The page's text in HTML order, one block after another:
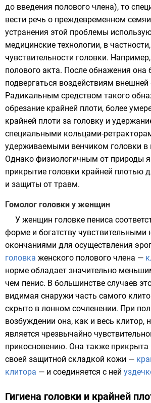
до введения полового члена), то
вести речь о преждевременном
устранения этой проблемы
медицинские технологии, в
чувствительности головки.
полового акта. После обнажения она
подвергаться воздействиям внешней
Радикальным средством такого
обрезание крайней плоти, более
крайней плоти за головку и
специальными кольцами-
удерживаемыми венчиком головки в
Однако физиологичным от природы
прикрытие головки крайней плотью
и защиты от травм.
Гомолог головки у женщин
У женщин головке пениса
форме и богатству чувствительными
окончаниями для осуществления
головка женского полового члена —
норме обладает значительно
чем пенис. В большинстве случаев
видимая снаружи часть самого
скрыто в лонном сочленении. При
возбуждении она, как и весь клитор,
является чрезвычайно
прикосновению. Она также прикрыта
своей защитной складкой кожи —
клитора — и соединяется с ней
Гигиена головки и крайней